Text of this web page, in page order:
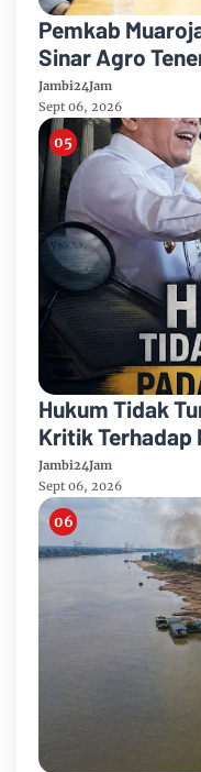
Pemkab
Sinar Agro
Sipin Teluk Duren
Jambi24Jam
Sept 06, 2026
Hukum Tidak
Kritik Terhadap
Media dan Aktivis
Jambi24Jam
Sept 06, 2026